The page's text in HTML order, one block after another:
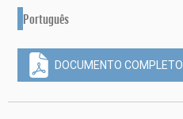
Português
DOCUMENTO COMPLETO